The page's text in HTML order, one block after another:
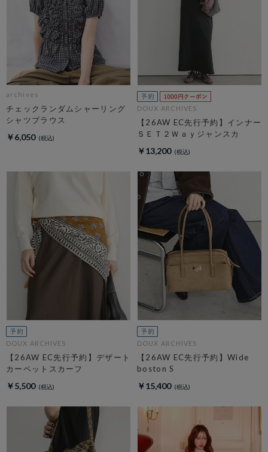
archives
チェックランダムシャーリング
シャツブラウス
￥6,050
DOUX ARCHIVES
【26AW EC先行予約】インナー
ＳＥＴ２Ｗａｙジャンスカ
￥13,200
DOUX ARCHIVES
【26AW EC先行予約】デザート
カーペットスカーフ
￥5,500
DOUX ARCHIVES
【26AW EC先行予約】Wide
boston S
￥15,400